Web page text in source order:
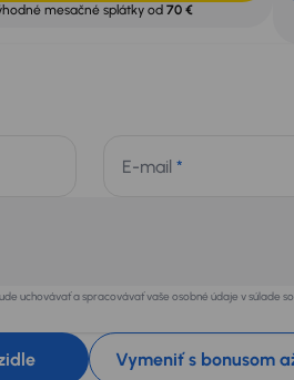
mesačné splátky od 70 €
E-mail *
uchovávať a spracovávať vaše osobné údaje v súlade
Vymeniť s bonusom